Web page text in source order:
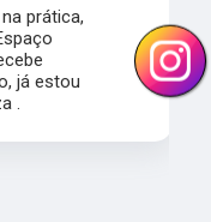
prática,
já estou
.
›